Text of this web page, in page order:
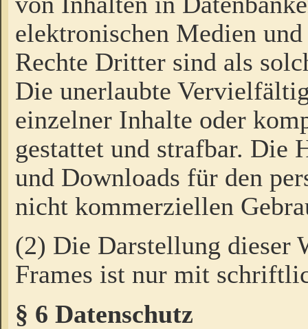
elektronischen Medien
Rechte Dritter sind als
Die unerlaubte
einzelner Inhalte oder
gestattet und strafbar. Die
und Downloads für den
nicht kommerziellen
(2) Die Darstellung dieser
Frames ist nur mit
§ 6 Datenschutz